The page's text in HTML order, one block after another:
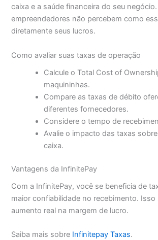
caixa e a saúde financeira do seu
empreendedores não percebem como
diretamente seus lucros.
Como avaliar suas taxas de operação
Calcule o Total Cost of
maquininhas.
Compare as taxas de débito
diferentes fornecedores.
Considere o tempo de
Avalie o impacto das taxas
caixa.
Vantagens da InfinitePay
Com a InfinitePay, você se beneficia de
maior confiabilidade no recebimento. Isso
aumento real na margem de lucro.
Saiba mais sobre Infinitepay Taxas.